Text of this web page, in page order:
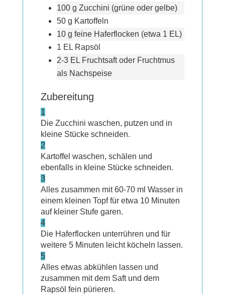
100 g Zucchini (grüne oder gelbe)
50 g Kartoffeln
10 g feine Haferflocken (etwa 1 EL)
1 EL Rapsöl
2-3 EL Fruchtsaft oder Fruchtmus
als Nachspeise
Zubereitung
1
Die Zucchini waschen, putzen und in
kleine Stücke schneiden.
2
Kartoffel waschen, schälen und
ebenfalls in kleine Stücke schneiden.
3
Alles zusammen mit 60-70 ml Wasser in
einem kleinen Topf für etwa 10 Minuten
auf kleiner Stufe garen.
4
Die Haferflocken unterrühren und für
weitere 5 Minuten leicht köcheln lassen.
5
Alles etwas abkühlen lassen und
zusammen mit dem Saft und dem
Rapsöl fein pürieren.